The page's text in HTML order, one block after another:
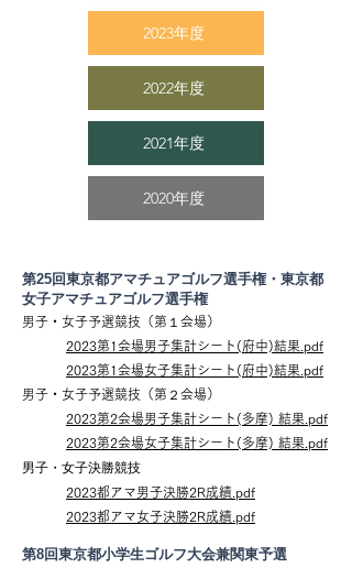
2023年度
2022年度
2021年度
2020年度
第25回東京都アマチュアゴルフ選手権・東京都
女子アマチュアゴルフ選手権
男子・女子予選競技（第１会場）
2023第1会場男子集計シート(府中)結果.pdf
2023第1会場女子集計シート(府中)結果.pdf
男子・女子予選競技（第２会場）
2023第2会場男子集計シート(多摩) 結果.pdf
2023第2会場女子集計シート(多摩) 結果.pdf
男子・女子決勝競技
2023都アマ男子決勝2R成績.pdf
2023都アマ女子決勝2R成績.pdf
第8回東京都小学生ゴルフ大会兼関東予選